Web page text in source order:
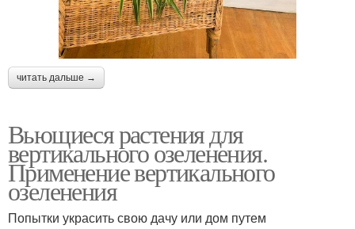
читать дальше →
Вьющиеся растения для
вертикального озеленения.
Применение вертикального
озеленения
Попытки украсить свою дачу или дом путем